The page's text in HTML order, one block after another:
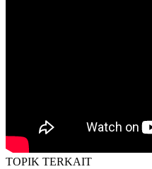
TOPIK TERKAIT